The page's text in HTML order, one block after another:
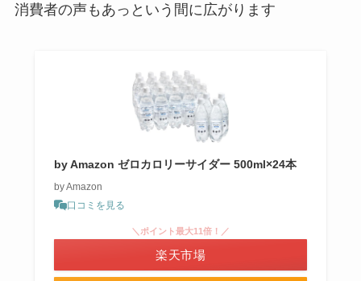
消費者の声もあっという間に広がります
by Amazon ゼロカロリーサイダー 500ml×24本
by Amazon
口コミを見る
＼ポイント最大11倍！／
楽天市場